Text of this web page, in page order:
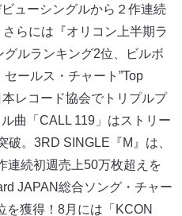
ューシングルから２作連続
らには『オリコン上半期ラ
ルランキング2位、ビルボ
ールス・チャート”Top
レコード協会でトリプルプ
曲「CALL 119」はストリー
破。3RD SINGLE『M』は、
連続初週売上50万枚超えを
JAPAN総合ソング・チャー
を獲得！8月には「KCON